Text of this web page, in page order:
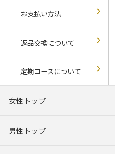
お支払い方法
返品交換について
定期コースについて
女性トップ
男性トップ